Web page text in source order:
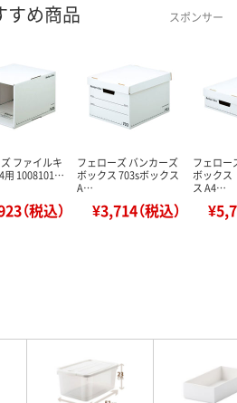
すめ商品 スポンサー
ファイルキ
用 1008101…
（税込）
フェローズ バンカーズ
ボックス 703sボックス
A…
¥3,714（税込）
フェロー
ボック
ス A4…